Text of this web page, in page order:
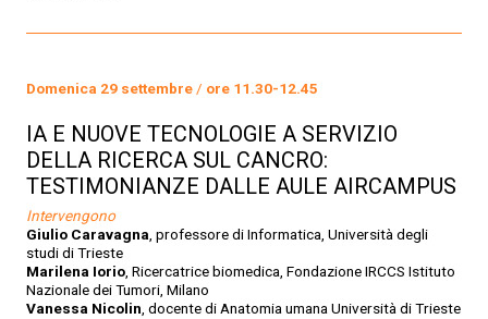
Domenica 29 settembre / ore 11.30-12.45
IA E NUOVE TECNOLOGIE A SERVIZIO
DELLA RICERCA SUL CANCRO:
TESTIMONIANZE DALLE AULE AIRCAMPUS
Intervengono
Giulio Caravagna , professore di Informatica, Università degli
studi di Trieste
Marilena Iorio , Ricercatrice biomedica, Fondazione IRCCS Istituto
Nazionale dei Tumori, Milano
Vanessa Nicolin , docente di Anatomia umana Università di Trieste